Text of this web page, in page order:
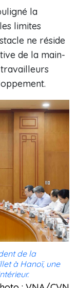
la
limites
ne réside
de la main-
de la
à Hanoï, une